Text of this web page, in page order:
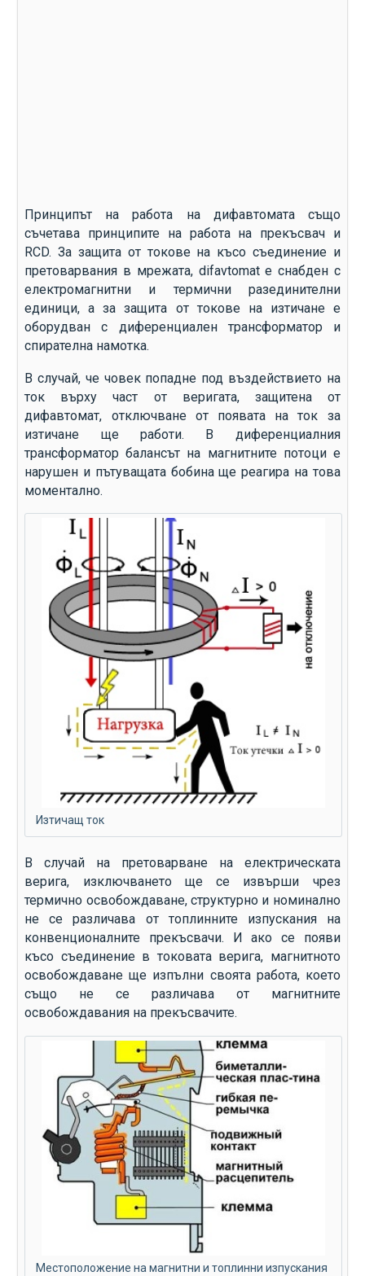
Принципът на работа на дифавтомата също
съчетава принципите на работа на прекъсвач и
RCD. За защита от токове на късо съединение и
претоварвания в мрежата, difavtomat е снабден с
електромагнитни и термични разединителни
единици, а за защита от токове на изтичане е
оборудван с диференциален трансформатор и
спирателна намотка.
В случай, че човек попадне под въздействието на
ток върху част от веригата, защитена от
дифавтомат, отключване от появата на ток за
изтичане ще работи. В диференциалния
трансформатор балансът на магнитните потоци е
нарушен и пътуващата бобина ще реагира на това
моментално.
Изтичащ ток
В случай на претоварване на електрическата
верига, изключването ще се извърши чрез
термично освобождаване, структурно и номинално
не се различава от топлинните изпускания на
конвенционалните прекъсвачи. И ако се появи
късо съединение в токовата верига, магнитното
освобождаване ще изпълни своята работа, което
също не се различава от магнитните
освобождавания на прекъсвачите.
Местоположение на магнитни и топлинни изпускания